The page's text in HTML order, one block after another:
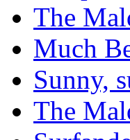
The
Much
Sunny,
The